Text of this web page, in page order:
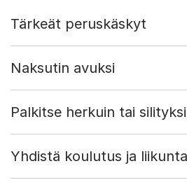
Tärkeät peruskäskyt
Naksutin avuksi
Palkitse herkuin tai
Yhdistä koulutus ja liikunta